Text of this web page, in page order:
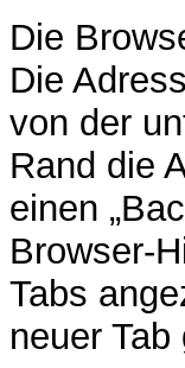
Die
Die
von der
Rand die
einen
Browser-
Tabs
neuer